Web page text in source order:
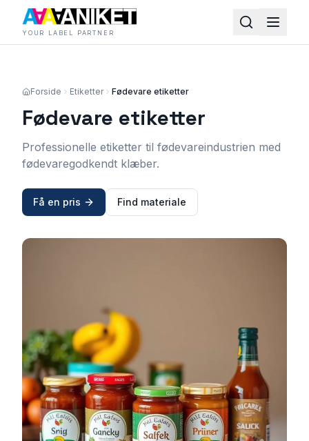
YOUR LABEL PARTNER
Forside Etiketter Fødevare etiketter
Fødevare etiketter
Professionelle etiketter til fødevareindustrien med
fødevaregodkendt klæber.
Få en pris Find materiale